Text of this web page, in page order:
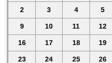
2 3 4 5
9 10 11 12
16 17 18 19
23 24 25 26